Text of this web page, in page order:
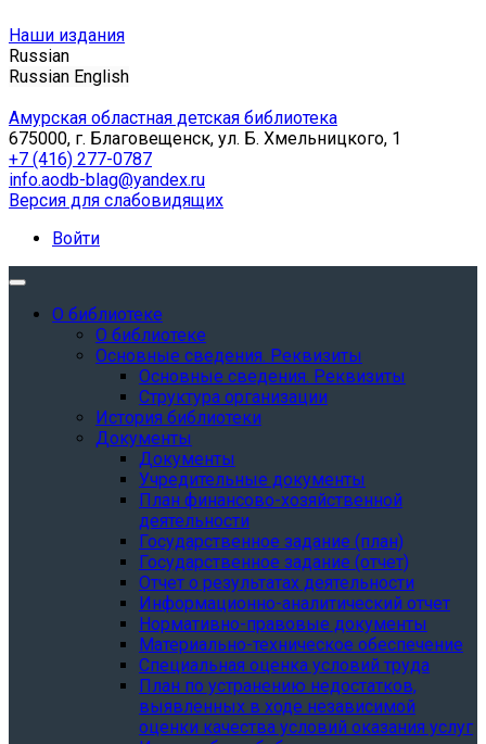
Наши издания
Russian
Russian English
Амурская областная детская библиотека
675000, г. Благовещенск, ул. Б. Хмельницкого, 1
+7 (416) 277-0787
info.aodb-blag@yandex.ru
Версия для слабовидящих
Войти
О библиотеке
О библиотеке
Основные сведения. Реквизиты
Основные сведения. Реквизиты
Структура организации
История библиотеки
Документы
Документы
Учредительные документы
План финансово-хозяйственной
деятельности
Государственное задание (план)
Государственное задание (отчет)
Отчет о результатах деятельности
Информационно-аналитический отчет
Нормативно-правовые документы
Материально-техническое обеспечение
Специальная оценка условий труда
План по устранению недостатков,
выявленных в ходе независимой
оценки качества условий оказания услуг